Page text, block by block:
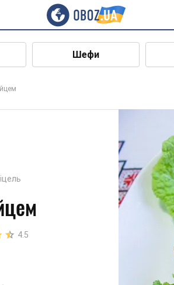
Шефи
4.5